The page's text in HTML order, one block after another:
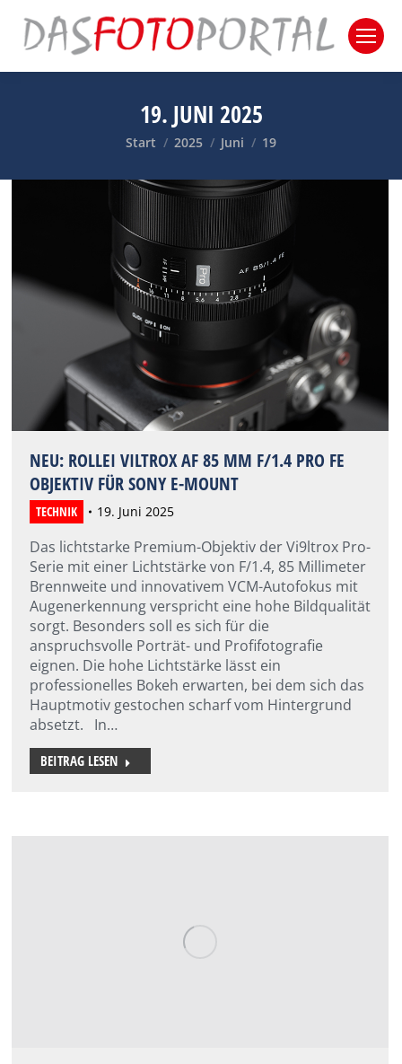
19. JUNI 2025
Sie befinden sich hier:
Start 2025 Juni 19
NEU: ROLLEI VILTROX AF 85 MM F/1.4 PRO FE
OBJEKTIV FÜR SONY E-MOUNT
TECHNIK 19. Juni 2025
Das lichtstarke Premium-Objektiv der Vi9ltrox Pro-
Serie mit einer Lichtstärke von F/1.4, 85 Millimeter
Brennweite und innovativem VCM-Autofokus mit
Augenerkennung verspricht eine hohe Bildqualität
sorgt. Besonders soll es sich für die
anspruchsvolle Porträt- und Profifotografie
eignen. Die hohe Lichtstärke lässt ein
professionelles Bokeh erwarten, bei dem sich das
Hauptmotiv gestochen scharf vom Hintergrund
absetzt. In…
BEITRAG LESEN